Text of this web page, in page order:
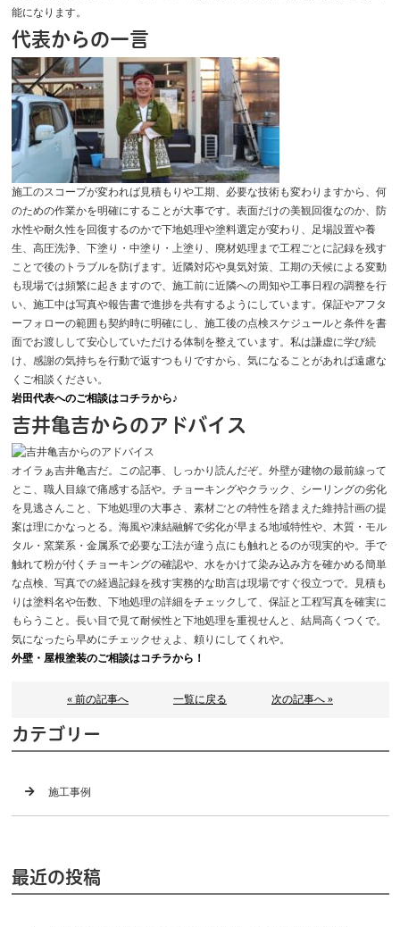
能になります。
代表からの一言
施工のスコープが変われば見積もりや工期、必要な技術も変わりますから、何
のための作業かを明確にすることが大事です。表面だけの美観回復なのか、防
水性や耐久性を回復するのかで下地処理や塗料選定が変わり、足場設置や養
生、高圧洗浄、下塗り・中塗り・上塗り、廃材処理まで工程ごとに記録を残す
ことで後のトラブルを防げます。近隣対応や臭気対策、工期の天候による変動
も現場では頻繁に起きますので、施工前に近隣への周知や工事日程の調整を行
い、施工中は写真や報告書で進捗を共有するようにしています。保証やアフタ
ーフォローの範囲も契約時に明確にし、施工後の点検スケジュールと条件を書
面でお渡しして安心していただける体制を整えています。私は謙虚に学び続
け、感謝の気持ちを行動で返すつもりですから、気になることがあれば遠慮な
くご相談ください。
岩田代表へのご相談はコチラから♪
吉井亀吉からのアドバイス
オイラぁ吉井亀吉だ。この記事、しっかり読んだぞ。外壁が建物の最前線って
とこ、職人目線で痛感する話や。チョーキングやクラック、シーリングの劣化
を見逃さんこと、下地処理の大事さ、素材ごとの特性を踏まえた維持計画の提
案は理にかなっとる。海風や凍結融解で劣化が早まる地域特性や、木質・モル
タル・窯業系・金属系で必要な工法が違う点にも触れとるのが現実的や。手で
触れて粉が付くチョーキングの確認や、水をかけて染み込み方を確かめる簡単
な点検、写真での経過記録を残す実務的な助言は現場ですぐ役立つで。見積も
りは塗料名や缶数、下地処理の詳細をチェックして、保証と工程写真を確実に
もらうこと。長い目で見て耐候性と下地処理を重視せんと、結局高くつくで。
気になったら早めにチェックせぇよ、頼りにしてくれや。
外壁・屋根塗装のご相談はコチラから！
« 前の記事へ 一覧に戻る 次の記事へ »
カテゴリー
施工事例
最近の投稿